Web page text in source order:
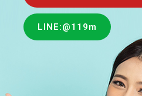
LINE:@119m